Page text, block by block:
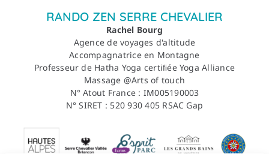
RANDO ZEN SERRE CHEVALIER
Rachel Bourg
Agence de voyages d'altitude
Accompagnatrice en Montagne
Professeur de Hatha Yoga certiﬁée Yoga Alliance
Massage @Arts of touch
N° Atout France : IM005190003
N° SIRET : 520 930 405 RSAC Gap